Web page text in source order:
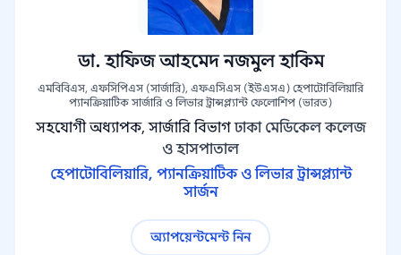
ডা. হাফিজ আহমেদ নজমুল হাকিম
এমবিবিএস, এফসিপিএস (সার্জারি), এফএসিএস (ইউএসএ) হেপাটোবিলিয়ারি
প্যানক্রিয়াটিক সার্জারি ও লিভার ট্রান্সপ্ল্যান্ট ফেলোশিপ (ভারত)
সহযোগী অধ্যাপক, সার্জারি বিভাগ ঢাকা মেডিকেল কলেজ
ও হাসপাতাল
হেপাটোবিলিয়ারি, প্যানক্রিয়াটিক ও লিভার ট্রান্সপ্ল্যান্ট
সার্জন
অ্যাপয়েন্টমেন্ট নিন